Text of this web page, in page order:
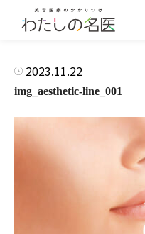
2023.11.22
img_aesthetic-line_001